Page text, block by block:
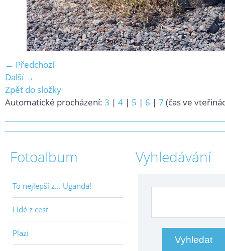
← Předchozí
Další →
Zpět do složky
Automatické procházení: 3 | 4 | 5 | 6 | 7 (čas ve
Fotoalbum
To nejlepší z... Uganda!
Lidé z cest
Plazi
Vyhledávání